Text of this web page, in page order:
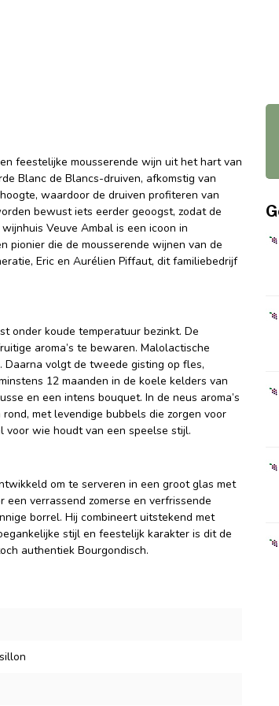
feestelijke mousserende wijn uit het hart van
Blanc de Blancs-druiven, afkomstig van
waardoor de druiven profiteren van
bewust iets eerder geoogst, zodat de
Veuve Ambal is een icoon in
pionier die de mousserende wijnen van de
Eric en Aurélien Piffaut, dit familiebedrijf
onder koude temperatuur bezinkt. De
aroma’s te bewaren. Malolactische
volgt de tweede gisting op fles,
12 maanden in de koele kelders van
en een intens bouquet. In de neus aroma’s
met levendige bubbels die zorgen voor
voor wie houdt van een speelse stijl.
om te serveren in een groot glas met
een verrassend zomerse en verfrissende
borrel. Hij combineert uitstekend met
stijl en feestelijk karakter is dit de
authentiek Bourgondisch.